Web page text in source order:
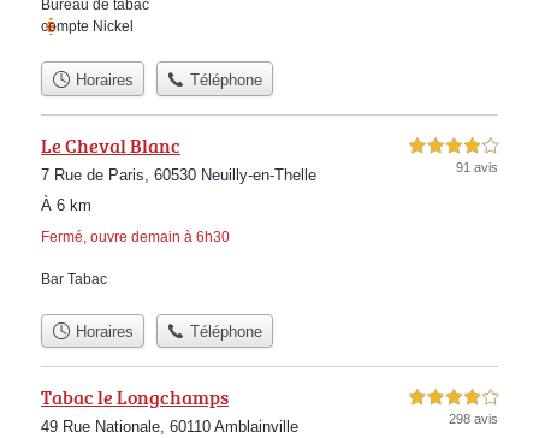
Bureau de tabac
compte Nickel
Horaires Téléphone
Le Cheval Blanc
7 Rue de Paris, 60530 Neuilly-en-Thelle
À 6 km
Fermé, ouvre demain à 6h30
4,0 étoiles sur 5
91 avis
Bar Tabac
Horaires Téléphone
Tabac le Longchamps
49 Rue Nationale, 60110 Amblainville
4,0 étoiles sur 5
298 avis